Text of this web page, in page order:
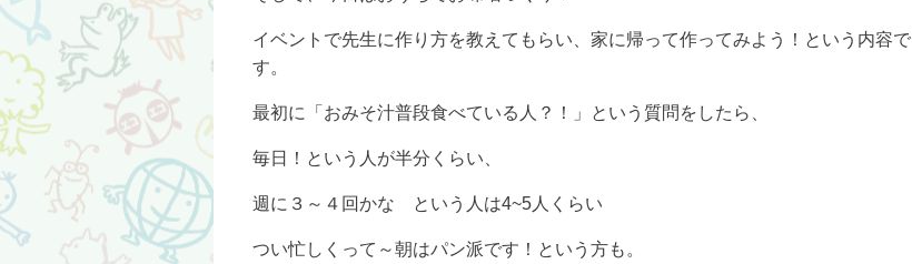
イベントで先生に作り方を教えてもらい、家に帰って作ってみよう！という内容で
す。
最初に「おみそ汁普段食べている人？！」という質問をしたら、
毎日！という人が半分くらい、
週に３～４回かな という人は4~5人くらい
つい忙しくって～朝はパン派です！という方も。